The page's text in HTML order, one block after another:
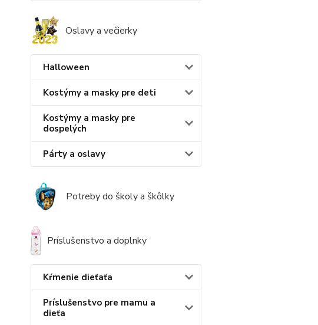
Oslavy a večierky
Halloween
Kostýmy a masky pre deti
Kostýmy a masky pre
dospelých
Párty a oslavy
Potreby do školy a škôlky
Príslušenstvo a doplnky
Kŕmenie dieťaťa
Príslušenstvo pre mamu a
dieťa